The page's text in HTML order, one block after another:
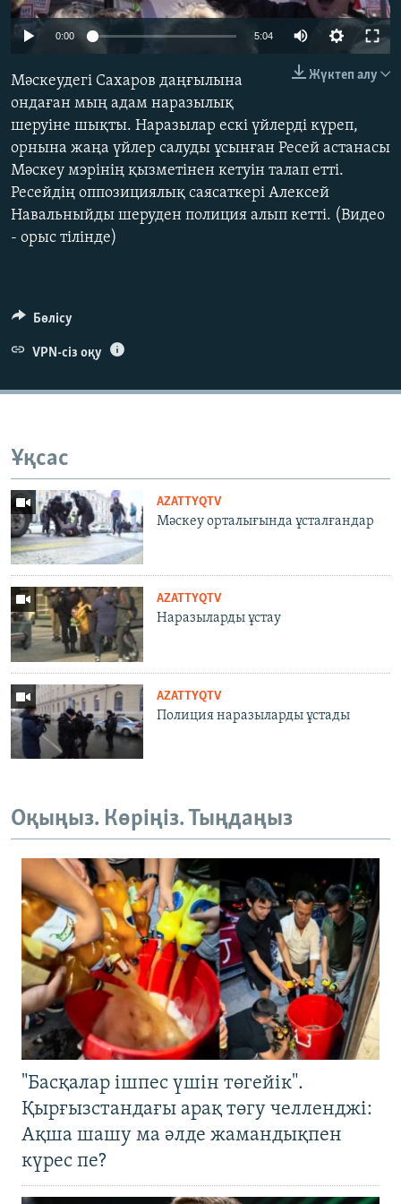
ЖАЗЫЛЫҢЫЗ
Басқа тілдерде
0:00 5:04
Жүктеп алу
Мәскеудегі Сахаров даңғылына
ондаған мың адам наразылық
шеруіне шықты. Наразылар ескі үйлерді күреп,
орнына жаңа үйлер салуды ұсынған Ресей астанасы
Мәскеу мэрінің қызметінен кетуін талап етті.
Ресейдің оппозициялық саясаткері Алексей
Навальныйды шеруден полиция алып кетті. (Видео
- орыс тілінде)
Бөлісу
VPN-сіз оқу
Ұқсас
AZATTYQTV
Мәскеу орталығында ұсталғандар
AZATTYQTV
Наразыларды ұстау
AZATTYQTV
Полиция наразыларды ұстады
Оқыңыз. Көріңіз. Тыңдаңыз
"Басқалар ішпес үшін төгейік".
Қырғызстандағы арақ төгу челленджі:
Ақша шашу ма әлде жамандықпен
күрес пе?